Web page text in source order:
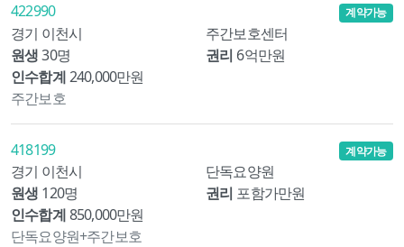
422990
경기 이천시
주간보호센터
원생 30명 권리 6억만원
인수합계240,000만원
계약가능
주간보호
418199
경기 이천시
단독요양원
원생 120명 권리 포함가만원
인수합계850,000만원
계약가능
단독요양원+주간보호